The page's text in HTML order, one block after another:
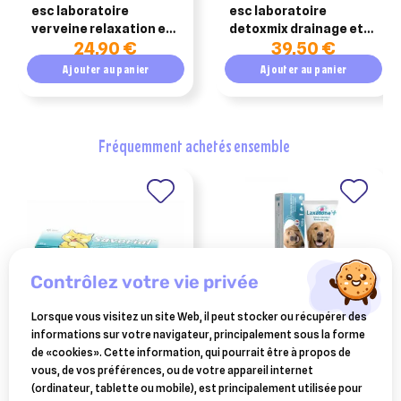
esc laboratoire
verveine relaxation et
digéstion 1kg
24,90 €
Ajouter au panier
esc laboratoire
detoxmix drainage et
détox cheval 1kg
39,50 €
Ajouter au panier
fréquemment achetés ensemble
ELANCO ANIMAL
savorial
CEVA SANTE ANIMALE
laxatone plus 100 gr
contrôlez votre vie privée
Lorsque vous visitez un site Web, il peut stocker ou récupérer des
informations sur votre navigateur, principalement sous la forme
de «cookies». Cette information, qui pourrait être à propos de
vous, de vos préférences, ou de votre appareil internet
(ordinateur, tablette ou mobile), est principalement utilisée pour